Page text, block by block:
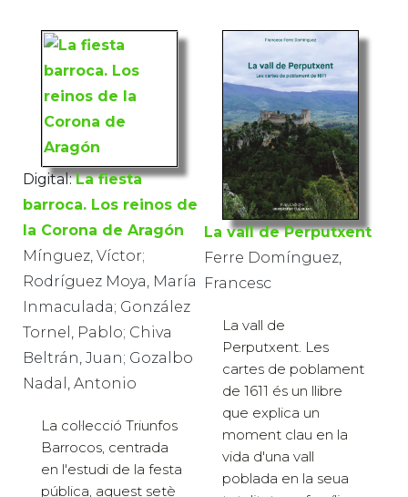
Digital: La fiesta
barroca. Los reinos de
la Corona de Aragón
Mínguez, Víctor;
Rodríguez Moya, María
Inmaculada; González
Tornel, Pablo; Chiva
Beltrán, Juan; Gozalbo
Nadal, Antonio
La col·lecció Triunfos
Barrocos, centrada
en l'estudi de la festa
pública, aquest setè
La vall de Perputxent
Ferre Domínguez,
Francesc
La vall de
Perputxent. Les
cartes de poblament
de 1611 és un llibre
que explica un
moment clau en la
vida d'una vall
poblada en la seua